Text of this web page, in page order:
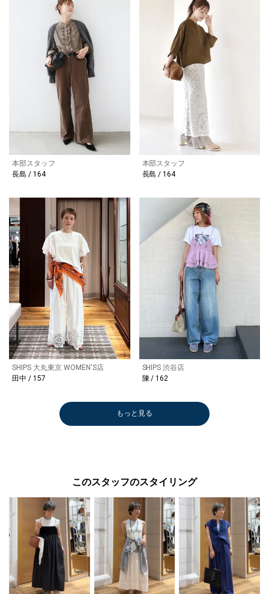
本部スタッフ
長島 / 164
本部スタッフ
長島 / 164
SHIPS 大丸東京 WOMEN'S店
田中 / 157
SHIPS 渋谷店
陳 / 162
もっと見る
このスタッフのスタイリング